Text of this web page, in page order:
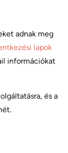
adnak meg
lapok
információkat
és a